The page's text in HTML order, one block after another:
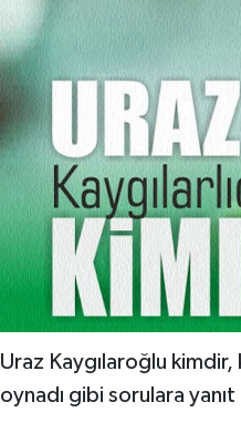
Uraz Kaygılaroğlu
oynadı gibi sorulara